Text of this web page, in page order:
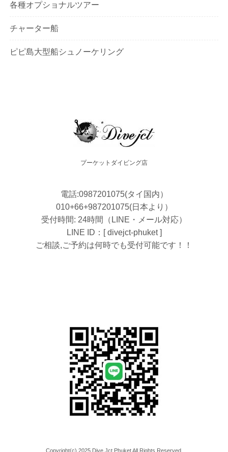
各種オプショナルツアー
チャーター船
ピピ島大型船シュノーケリング
プーケットダイビング店
電話:0987201075(タイ国内）
010+66+987201075(日本より）
受付時間: 24時間（LINE・メール対応）
LINE ID：[ divejct-phuket ]
ご相談,ご予約は何時でも受付可能です！！
Copyright(c) 2025 Dive Jct Phuket All Rights Reserved.